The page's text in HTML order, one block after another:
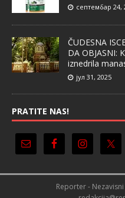
септембар 24,
ČUDESNA
DA OBJASNI:
iznedrila
јул 31, 2025
PRATITE NAS!
Reporter -